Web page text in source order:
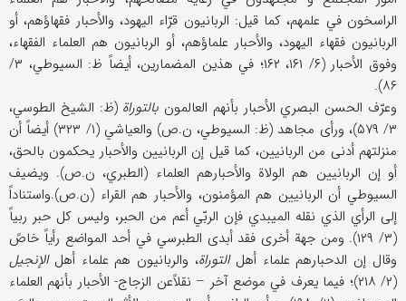
الراسخون في علمهم، کما قیل: الربانیون قرّاء الیهود، والأحبار فقهاؤهم، أو
الربانیون فقهاء الیهود، والأحبار علماؤهم، أو الربانیون هم العلماء الفقهاء،
وفوق الأحبار (۶/ ۱۶۱، ۱۶۲؛ في هذین المضمارین، أیضاً ظ: السیوطي، ۳/
۸۶).
وعرّف الحسن البصري الأحبار بأنهم العالمون بالتوراة(ظ: الشیخ الطوسي،
۳/ ۵۷۹)، ورأی مجاهد (ظ: السیوطي، ن.ص) والعیاشي (۱/ ۳۲۳) أیضاً أن
منزلتهم أدنی من الربانیین، کما قیل إن الربانیین والأحبار یحکمون بالحق،
أو إن الربانیین هم الولاة والأحبارهم العلماء (الطبري، ن.ص). ویضیف
السیوطي أن الربانیین هم المؤمنون، والأحبار هم القراء (ن.ص).واستناداً
إلی الرأي الذي نقله المیبدي فإن الربّي أعم من الحبر، ولیس کل حبر ربیاً
(۳/ ۱۲۹). ومن جهة أخری فقد أبدی الطبرسي في أحد المواضع رأیاً خاصً
وقال إن الدحبارهم علماء أهلالتوراة، والربانیون هم علماء أهلالإنجیل
(۲/ ۲۱۸)؛ فیما یعرف في موضع آخر – نقلاًعن الزجاج- الأحبار بأنهم العلماء